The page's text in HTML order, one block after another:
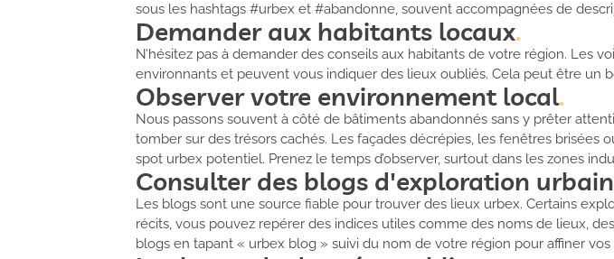
sous les hashtags #urbex et #abandonne, souvent accompagnées de
Demander aux habitants locaux
N’hésitez pas à demander des conseils aux habitants de votre région. Les
environnants et peuvent vous indiquer des lieux oubliés. Cela peut être un
Observer votre environnement local
Nous passons souvent à côté de bâtiments abandonnés sans y prêter
tomber sur des trésors cachés. Les façades décrépies, les fenêtres brisées
spot urbex potentiel. Prenez le temps d’observer, surtout dans les zones
Consulter des blogs d'exploration
Les blogs sont une source fiable pour trouver des lieux urbex. Certains
récits, vous pouvez repérer des indices utiles comme des noms de lieux,
blogs en tapant « urbex blog » suivi du nom de votre région pour affiner vos